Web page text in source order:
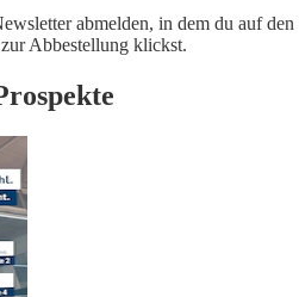
abmelden, in dem du auf den
Abbestellung klickst.